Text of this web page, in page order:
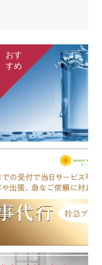
おす
すめ